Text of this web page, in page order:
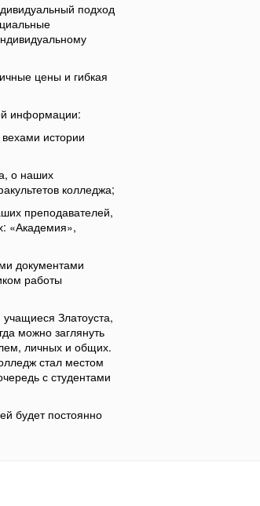
подход
цены и гибкая
информации:
истории
о наших
колледжа;
преподавателей,
«Академия»,
документами
работы
Златоуста,
можно заглянуть
личных и общих.
стал местом
с студентами
будет постоянно